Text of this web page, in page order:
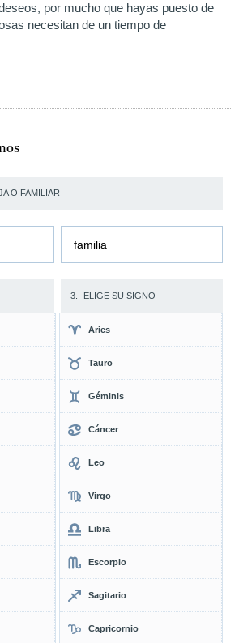
por mucho que hayas puesto de
necesitan de un tiempo de
O FAMILIAR
familia
3.- ELIGE SU SIGNO
Aries
Tauro
Géminis
Cáncer
Leo
Virgo
Libra
Escorpio
Sagitario
Capricornio